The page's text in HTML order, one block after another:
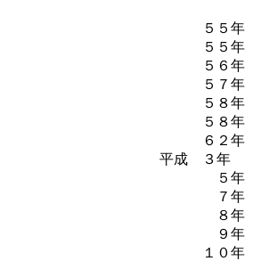
５５年
５５年
５６年
５７年
５８年
５８年
６２年
平成 ３年
５年
７年
８年
９年
１０年